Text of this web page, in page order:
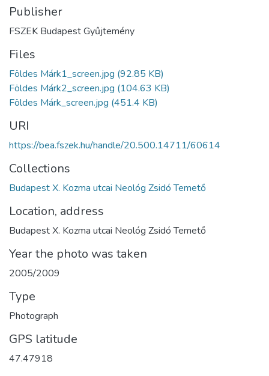
Publisher
FSZEK Budapest Gyűjtemény
Files
Földes Márk1_screen.jpg (92.85 KB)
Földes Márk2_screen.jpg (104.63 KB)
Földes Márk_screen.jpg (451.4 KB)
URI
https://bea.fszek.hu/handle/20.500.14711/60614
Collections
Budapest X. Kozma utcai Neológ Zsidó Temető
Location, address
Budapest X. Kozma utcai Neológ Zsidó Temető
Year the photo was taken
2005/2009
Type
Photograph
GPS latitude
47.47918